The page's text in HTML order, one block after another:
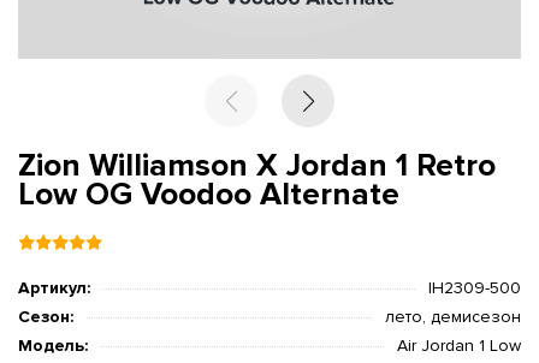
Zion Williamson X Jordan 1 Retro
Low OG Voodoo Alternate
Артикул:
IH2309-500
Сезон:
лето, демисезон
Модель:
Air Jordan 1 Low